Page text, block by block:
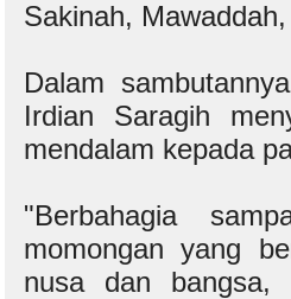
Sakinah,
Dalam
Irdian Saragih
mendalam kepada
"Berbahagia
momongan yang
nusa dan bangsa,